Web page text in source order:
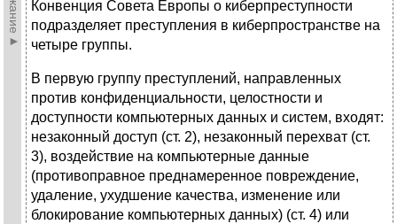
Конвенция Совета Европы о киберпреступности
подразделяет преступления в киберпространстве на
четыре группы.
В первую группу преступлений, направленных
против конфиденциальности, целостности и
доступности компьютерных данных и систем, входят:
незаконный доступ (ст. 2), незаконный перехват (ст.
3), воздействие на компьютерные данные
(противоправное преднамеренное повреждение,
удаление, ухудшение качества, изменение или
блокирование компьютерных данных) (ст. 4) или